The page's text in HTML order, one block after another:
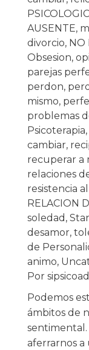
AUSENTE,
divorcio, NO
Obsesion,
parejas
perdon,
mismo,
problemas
Psicoterapia,
cambiar,
recuperar a
relaciones
resistencia
RELACION
soledad ,
desamor,
de
animo,
Por
Podemos
ámbitos de
aferrarnos a